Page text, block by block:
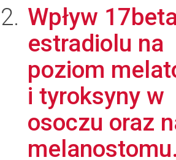
Wpływ
estradiolu na
poziom
i tyroksyny w
osoczu oraz